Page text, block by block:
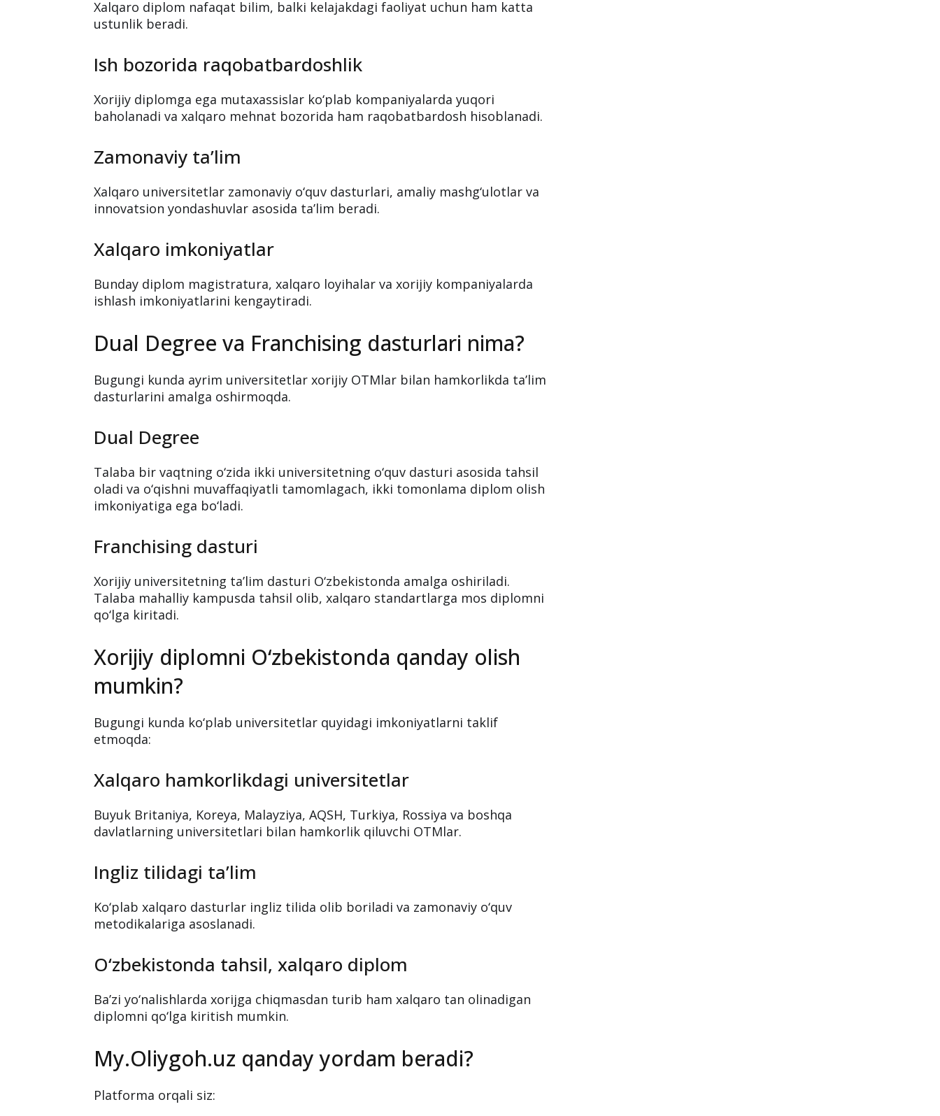
Xalqaro diplom nafaqat bilim, balki kelajakdagi faoliyat uchun ham katta
ustunlik beradi.
Ish bozorida raqobatbardoshlik
Xorijiy diplomga ega mutaxassislar ko‘plab kompaniyalarda yuqori
baholanadi va xalqaro mehnat bozorida ham raqobatbardosh hisoblanadi.
Zamonaviy ta’lim
Xalqaro universitetlar zamonaviy o‘quv dasturlari, amaliy mashg‘ulotlar va
innovatsion yondashuvlar asosida ta’lim beradi.
Xalqaro imkoniyatlar
Bunday diplom magistratura, xalqaro loyihalar va xorijiy kompaniyalarda
ishlash imkoniyatlarini kengaytiradi.
Dual Degree va Franchising dasturlari nima?
Bugungi kunda ayrim universitetlar xorijiy OTMlar bilan hamkorlikda ta’lim
dasturlarini amalga oshirmoqda.
Dual Degree
Talaba bir vaqtning o‘zida ikki universitetning o‘quv dasturi asosida tahsil
oladi va o‘qishni muvaffaqiyatli tamomlagach, ikki tomonlama diplom olish
imkoniyatiga ega bo‘ladi.
Franchising dasturi
Xorijiy universitetning ta’lim dasturi O‘zbekistonda amalga oshiriladi.
Talaba mahalliy kampusda tahsil olib, xalqaro standartlarga mos diplomni
qo‘lga kiritadi.
Xorijiy diplomni O‘zbekistonda qanday olish
mumkin?
Bugungi kunda ko‘plab universitetlar quyidagi imkoniyatlarni taklif
etmoqda:
Xalqaro hamkorlikdagi universitetlar
Buyuk Britaniya, Koreya, Malayziya, AQSH, Turkiya, Rossiya va boshqa
davlatlarning universitetlari bilan hamkorlik qiluvchi OTMlar.
Ingliz tilidagi ta’lim
Ko‘plab xalqaro dasturlar ingliz tilida olib boriladi va zamonaviy o‘quv
metodikalariga asoslanadi.
O‘zbekistonda tahsil, xalqaro diplom
Ba’zi yo‘nalishlarda xorijga chiqmasdan turib ham xalqaro tan olinadigan
diplomni qo‘lga kiritish mumkin.
My.Oliygoh.uz qanday yordam beradi?
Platforma orqali siz: